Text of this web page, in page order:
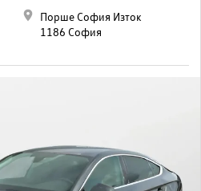
Порше София Изток
1186 София